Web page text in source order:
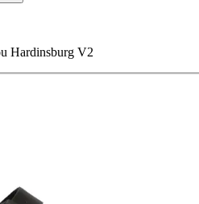
Hardinsburg V2